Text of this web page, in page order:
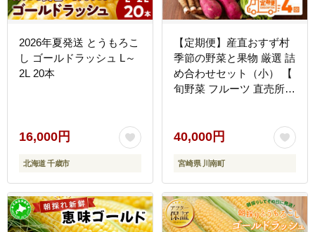
2026年夏発送 とうもろこ
し ゴールドラッシュ L～
2L 20本
16,000円
北海道 千歳市
【定期便】産直おすず村
季節の野菜と果物 厳選 詰
め合わせセット（小） 【
旬野菜 フルーツ 直売所
40,000円
宮崎県 川南町